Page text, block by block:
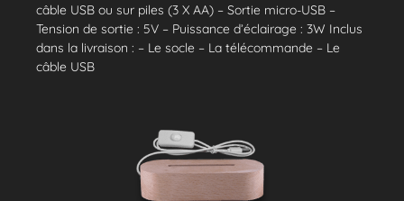
câble USB ou sur piles (3 X AA) – Sortie micro-USB –
Tension de sortie : 5V – Puissance d’éclairage : 3W Inclus
dans la livraison : – Le socle – La télécommande – Le
câble USB